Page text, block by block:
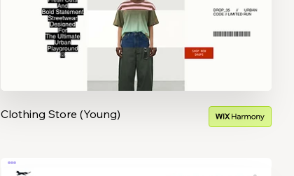
Clothing Store (Young)